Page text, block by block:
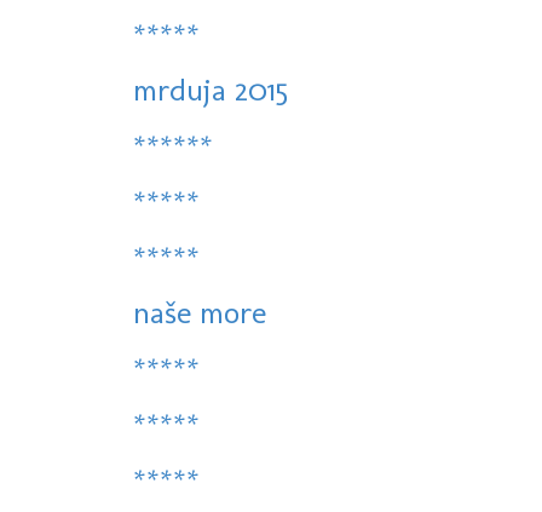
*****
mrduja 2015
******
*****
*****
naše more
*****
*****
*****